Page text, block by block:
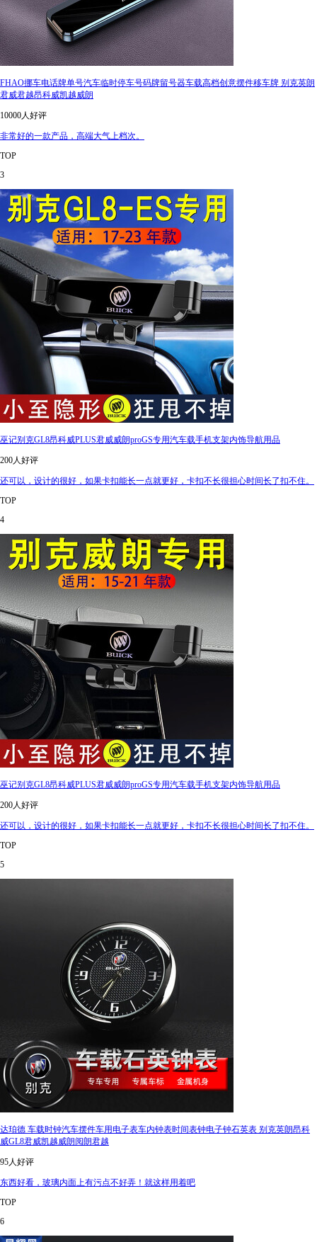
FHAO挪车电话牌单号汽车临时停车号码牌留号器车载高档创意摆件移车牌 别克英朗
君威君越昂科威凯越威朗
10000人好评
非常好的一款产品，高端大气上档次。
TOP
3
巫记别克GL8昂科威PLUS君威威朗proGS专用汽车载手机支架内饰导航用品
200人好评
还可以，设计的很好，如果卡扣能长一点就更好，卡扣不长很担心时间长了扣不住。
TOP
4
巫记别克GL8昂科威PLUS君威威朗proGS专用汽车载手机支架内饰导航用品
200人好评
还可以，设计的很好，如果卡扣能长一点就更好，卡扣不长很担心时间长了扣不住。
TOP
5
达珀德 车载时钟汽车摆件车用电子表车内钟表时间表钟电子钟石英表 别克英朗昂科
威GL8君威凯越威朗阅朗君越
95人好评
东西好看，玻璃内面上有污点不好弄！就这样用着吧
TOP
6